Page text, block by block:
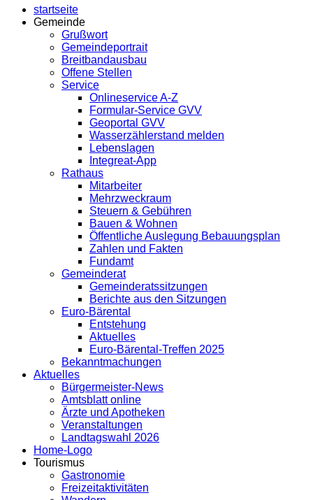
startseite
Gemeinde
Grußwort
Gemeindeportrait
Breitbandausbau
Offene Stellen
Service
Onlineservice A-Z
Formular-Service GVV
Geoportal GVV
Wasserzählerstand melden
Lebenslagen
Integreat-App
Rathaus
Mitarbeiter
Mehrzweckraum
Steuern & Gebühren
Bauen & Wohnen
Öffentliche Auslegung Bebauungsplan
Zahlen und Fakten
Fundamt
Gemeinderat
Gemeinderatssitzungen
Berichte aus den Sitzungen
Euro-Bärental
Entstehung
Aktuelles
Euro-Bärental-Treffen 2025
Bekanntmachungen
Aktuelles
Bürgermeister-News
Amtsblatt online
Ärzte und Apotheken
Veranstaltungen
Landtagswahl 2026
Home-Logo
Tourismus
Gastronomie
Freizeitaktivitäten